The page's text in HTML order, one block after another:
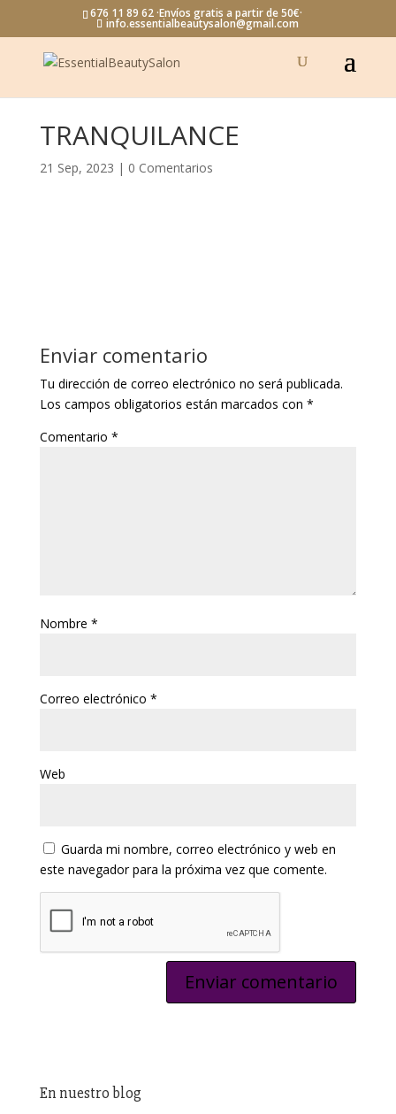
676 11 89 62 ·Envíos gratis a partir de 50€·
info.essentialbeautysalon@gmail.com
TRANQUILANCE
21 Sep, 2023 | 0 Comentarios
Enviar comentario
Tu dirección de correo electrónico no será publicada.
Los campos obligatorios están marcados con *
Comentario *
Nombre *
Correo electrónico *
Web
Guarda mi nombre, correo electrónico y web en
este navegador para la próxima vez que comente.
En nuestro blog